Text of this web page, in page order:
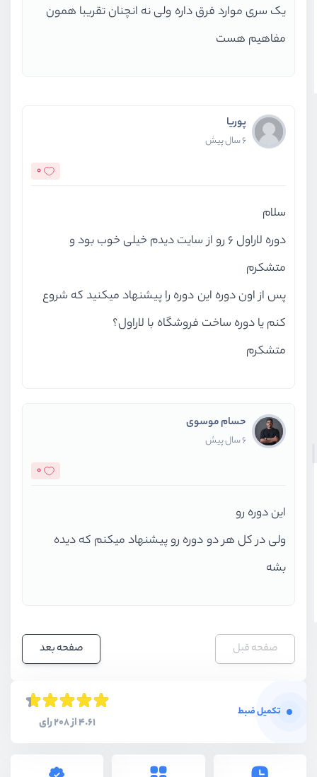
یک سری موارد فرق داره ولی نه انچنان تقریبا همون
مفاهیم هست
پوریا
6 سال پیش
0
سلام
دوره لاراول 6 رو از سایت دیدم خیلی خوب بود و
متشکرم
پس از اون دوره این دوره را پیشنهاد میکنید که شروع
کنم یا دوره ساخت فروشگاه با لاراول؟
متشکرم
حسام موسوی
6 سال پیش
0
این دوره رو
ولی در کل هر دو دوره رو پیشنهاد میکنم که دیده
بشه
صفحه بعد صفحه قبل
تکمیل ضبط
4.61 از 208 رای